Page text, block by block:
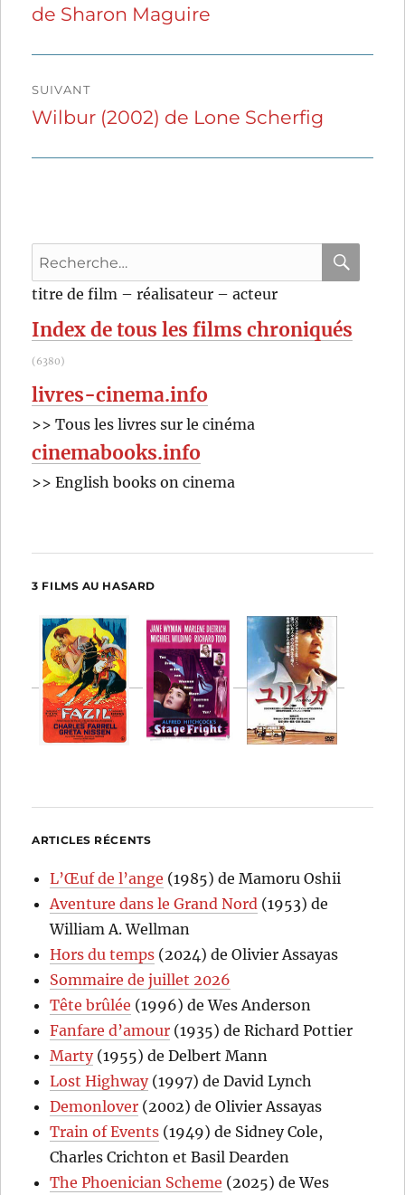
l’article
précédente :
de Sharon Maguire
SUIVANT
Publication
Wilbur (2002) de Lone Scherfig
Recherche
pour
:
titre de film – réalisateur – acteur
Index de tous les films chroniqués
(6380)
livres-cinema.info
>> Tous les livres sur le cinéma
cinemabooks.info
>> English books on cinema
3 FILMS AU HASARD
ARTICLES RÉCENTS
L’Œuf de l’ange (1985) de Mamoru Oshii
Aventure dans le Grand Nord (1953) de
William A. Wellman
Hors du temps (2024) de Olivier Assayas
Sommaire de juillet 2026
Tête brûlée (1996) de Wes Anderson
Fanfare d’amour (1935) de Richard Pottier
Marty(1955) de Delbert Mann
Lost Highway(1997) de David Lynch
Demonlover (2002) de Olivier Assayas
Train of Events (1949) de Sidney Cole,
Charles Crichton et Basil Dearden
The Phoenician Scheme (2025) de Wes